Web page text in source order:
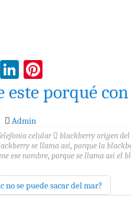
TwitterLinkedIn
este porqué
Admin
celular blackberry origen
se llama así, porque la
ese nombre, porque se llama asi el
no se puede sacar del mar?